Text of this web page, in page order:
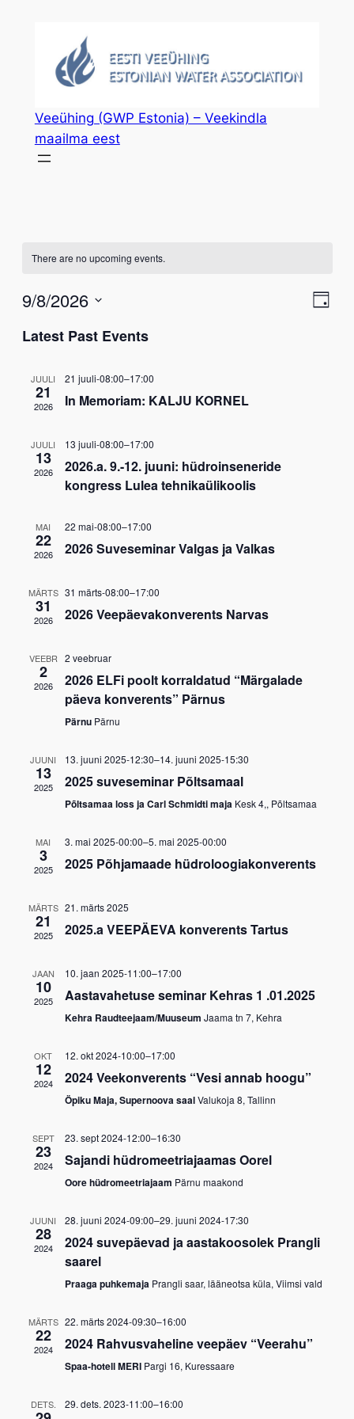
Veeühing (GWP Estonia) – Veekindla
maailma eest
There are no upcoming events.
Day
9/8/2026
date.
Latest Past Events
JUULI
21
2026
21 juuli-08:00–17:00
In Memoriam: KALJU KORNEL
JUULI
13
2026
13 juuli-08:00–17:00
2026.a. 9.-12. juuni: hüdroinseneride
kongress Lulea tehnikaülikoolis
MAI
22
2026
22 mai-08:00–17:00
2026 Suveseminar Valgas ja Valkas
MÄRTS
31
2026
31 märts-08:00–17:00
2026 Veepäevakonverents Narvas
VEEBR
2
2026
2 veebruar
2026 ELFi poolt korraldatud “Märgalade
päeva konverents” Pärnus
Pärnu Pärnu
JUUNI
13
2025
13. juuni 2025-12:30–14. juuni 2025-15:30
2025 suveseminar Põltsamaal
Põltsamaa loss ja Carl Schmidti maja Kesk 4,, Põltsamaa
MAI
3
2025
3. mai 2025-00:00–5. mai 2025-00:00
2025 Põhjamaade hüdroloogiakonverents
MÄRTS
21
2025
21. märts 2025
2025.a VEEPÄEVA konverents Tartus
JAAN
10
2025
10. jaan 2025-11:00–17:00
Aastavahetuse seminar Kehras 1 .01.2025
Kehra Raudteejaam/Muuseum Jaama tn 7, Kehra
OKT
12
2024
12. okt 2024-10:00–17:00
2024 Veekonverents “Vesi annab hoogu”
Öpiku Maja, Supernoova saalValukoja 8, Tallinn
SEPT
23
2024
23. sept 2024-12:00–16:30
Sajandi hüdromeetriajaamas Oorel
Oore hüdromeetriajaam Pärnu maakond
JUUNI
28
2024
28. juuni 2024-09:00–29. juuni 2024-17:30
2024 suvepäevad ja aastakoosolek Prangli
saarel
Praaga puhkemaja Prangli saar, lääneotsa küla, Viimsi vald
MÄRTS
22
2024
22. märts 2024-09:30–16:00
2024 Rahvusvaheline veepäev “Veerahu”
Spaa-hotell MERI Pargi 16, Kuressaare
DETS. 29. dets. 2023-11:00–16:00